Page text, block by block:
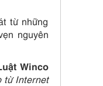
từ những
nguyên
Winco
từ Internet